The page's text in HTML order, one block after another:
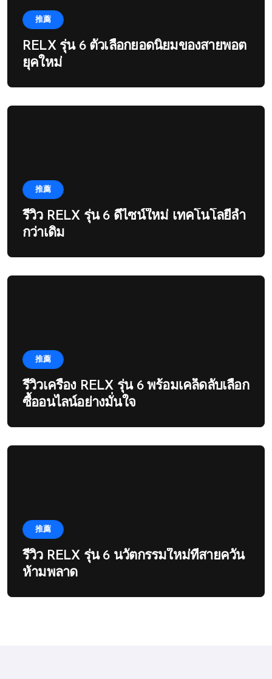
推薦
RELX รุ่น 6 ตัวเลือกยอดนิยมของสายพอต
ยุคใหม่
推薦
รีวิว RELX รุ่น 6 ดีไซน์ใหม่ เทคโนโลยีล้ำ
กว่าเดิม
推薦
รีวิวเครื่อง RELX รุ่น 6 พร้อมเคล็ดลับเลือก
ซื้ออนไลน์อย่างมั่นใจ
推薦
รีวิว RELX รุ่น 6 นวัตกรรมใหม่ที่สายควัน
ห้ามพลาด